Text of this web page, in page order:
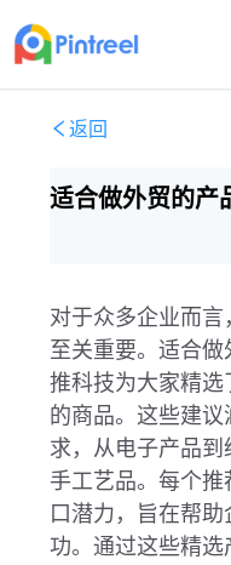
返回
适合做外贸的产
对于众多企业而
至关重要。适合
推科技为大家精
的商品。这些建
求，从电子产品
手工艺品。每个
口潜力，旨在帮
功。通过这些精